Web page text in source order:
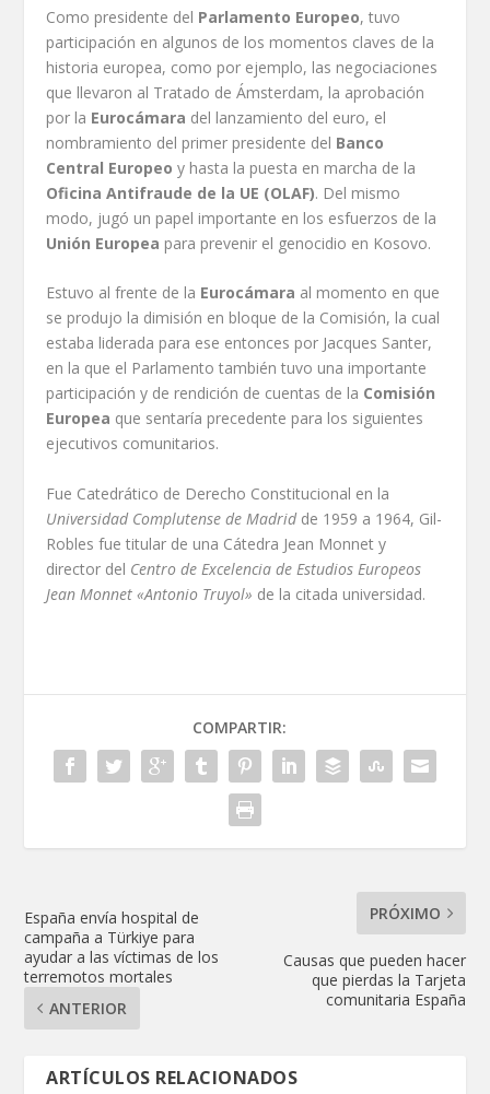
Como presidente del Parlamento Europeo, tuvo
participación en algunos de los momentos claves de la
historia europea, como por ejemplo, las negociaciones
que llevaron al Tratado de Ámsterdam, la aprobación
por la Eurocámara del lanzamiento del euro, el
nombramiento del primer presidente del Banco
Central Europeo y hasta la puesta en marcha de la
Oficina Antifraude de la UE (OLAF). Del mismo
modo, jugó un papel importante en los esfuerzos de la
Unión Europea para prevenir el genocidio en Kosovo.
Estuvo al frente de la Eurocámara al momento en que
se produjo la dimisión en bloque de la Comisión, la cual
estaba liderada para ese entonces por Jacques Santer,
en la que el Parlamento también tuvo una importante
participación y de rendición de cuentas de la Comisión
Europea que sentaría precedente para los siguientes
ejecutivos comunitarios.
Fue Catedrático de Derecho Constitucional en la
Universidad Complutense de Madridde 1959 a 1964, Gil-
Robles fue titular de una Cátedra Jean Monnet y
director del Centro de Excelencia de Estudios Europeos
Jean Monnet «Antonio Truyol» de la citada universidad.
COMPARTIR:
España envía hospital de
campaña a Türkiye para
ayudar a las víctimas de los
terremotos mortales
ANTERIOR
PRÓXIMO
Causas que pueden hacer
que pierdas la Tarjeta
comunitaria España
ARTÍCULOS RELACIONADOS